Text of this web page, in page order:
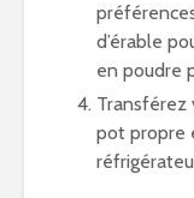
d’érable
en poudre
Transférez
pot propre